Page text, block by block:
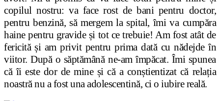
copilul nostru: va face rost de bani pentru doctor,
pentru benzină, să mergem la spital, îmi va cumpăra
haine pentru gravide și tot ce trebuie! Am fost atât de
fericită și am privit pentru prima dată cu nădejde în
viitor. După o săptămână ne-am împăcat. Îmi spunea
că îi este dor de mine și că a conștientizat că relația
noastră nu a fost una adolescentină, ci o iubire reală.